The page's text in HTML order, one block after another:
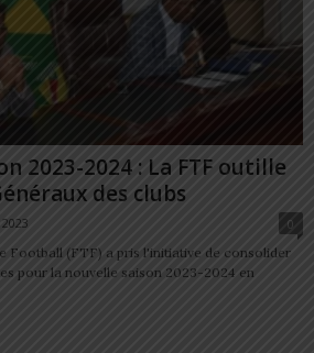
2023-2024 : La FTF outille
des clubs
0
Football (FTF) a pris l'initiative de consolider
pour la nouvelle saison 2023-2024 en